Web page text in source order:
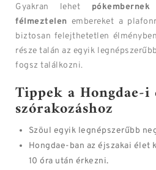
Gyakran lehet pókembernek
félmeztelen embereket a
biztosan felejthetetlen
része talán az egyik
fogsz találkozni.
Tippek a Hongdae-i
szórakozáshoz
Szöul egyik legnépszerűbb
Hongdae-ban az éjszakai élet
10 óra után érkezni.